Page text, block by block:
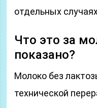
отдельных
Что это за
показано?
Молоко без
технической